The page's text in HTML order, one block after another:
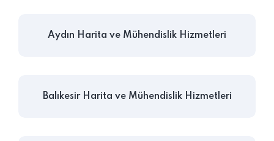
Aydın Harita ve Mühendislik Hizmetleri
Balıkesir Harita ve Mühendislik Hizmetleri